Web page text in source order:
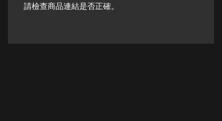
請檢查商品連結是否正確。